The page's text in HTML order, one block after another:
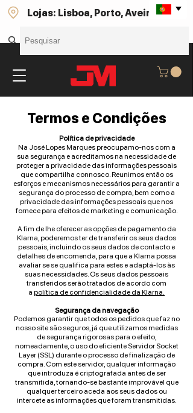
Lojas: Lisboa, Porto, Aveiro
Termos e Condições
Política de privacidade
Na José Lopes Marques preocupamo-nos com a
sua segurança e acreditamos na necessidade de
proteger a privacidade das informações pessoais
que compartilha connosco. Reunimos então os
esforços e mecanismos necessários para garantir a
segurança do processo de compra, bem como a
privacidade das informações pessoais que nos
fornece para efeitos de marketing e comunicação.
A fim de lhe oferecer as opções de pagamento da
Klarna, poderemos ter de transferir os seus dados
pessoais, incluindo os seus dados de contacto e
detalhes de encomenda, para que a Klarna possa
avaliar se se qualifica para estes e adaptá-los às
suas necessidades. Os seus dados pessoais
transferidos serão tratados de acordo com
a política de confidencialidade da Klarna.
Segurança da navegação
Podemos garantir que todos os pedidos que faz no
nosso site são seguros, já que utilizamos medidas
de segurança rigorosas para o efeito,
nomeadamente, o uso do eficiente Servidor Socket
Layer (SSL) durante o processo de finalização de
compra. Com este servidor, qualquer informação
que introduza é criptografada antes de ser
transmitida, tornando-se bastante improvável que
qualquer terceiro aceda aos seus dados ou
intercete as informações que foram transmitidas.